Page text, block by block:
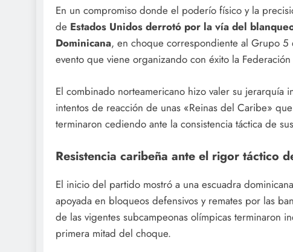
En un compromiso donde el poderío físico y la
de Estados Unidos derrotó por la vía del
Dominicana, en choque correspondiente al Grupo
evento que viene organizando con éxito la
El combinado norteamericano hizo valer su
intentos de reacción de unas «Reinas del Caribe»
terminaron cediendo ante la consistencia táctica de
Resistencia caribeña ante el rigor táctico
El inicio del partido mostró a una escuadra
apoyada en bloqueos defensivos y remates por las
de las vigentes subcampeonas olímpicas terminaron
primera mitad del choque.